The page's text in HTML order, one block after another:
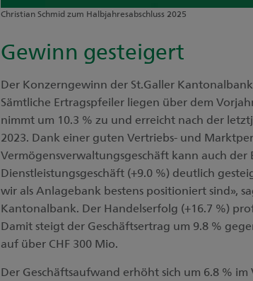
Christian Schmid zum Halbjahresabschluss 2025
Gewinn gesteigert
Der Konzerngewinn der St.Galler
Sämtliche Ertragspfeiler liegen über dem
nimmt um 10.3 % zu und erreicht nach der
2023. Dank einer guten Vertriebs- und
Vermögensverwaltungsgeschäft kann auch der
Dienstleistungsgeschäft (+9.0 %) deutlich
wir als Anlagebank bestens positioniert sind»,
Kantonalbank. Der Handelserfolg (+16.7 %)
Damit steigt der Geschäftsertrag um 9.8 %
auf über CHF 300 Mio.
Der Geschäftsaufwand erhöht sich um 6.8 %